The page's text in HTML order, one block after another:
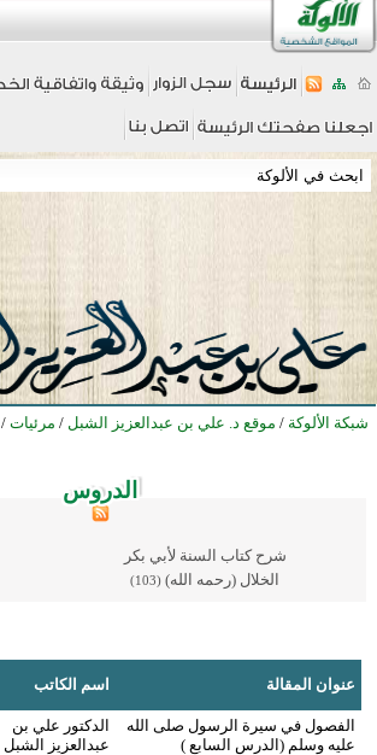
شبكة الألوكة / موقع د. علي بن عبدالعزيز الشبل / مرئيات /
الدروس
الدروس
الدروس
الدروس
الدروس
الدروس
الدروس
الدروس
الدروس
الدروس
الدروس
الدروس
الدروس
الدروس
الدروس
الدروس
الدروس
الدروس
الدروس
الدروس
الدروس
الدروس
الدروس
الدروس
الدروس
شرح كتاب السنة لأبي بكر
الخلال (رحمه الله) (103)
عنوان المقالة اسم الكاتب
الفصول في سيرة الرسول صلى الله
عليه وسلم (الدرس السابع )
الدكتور علي بن
عبدالعزيز الشبل